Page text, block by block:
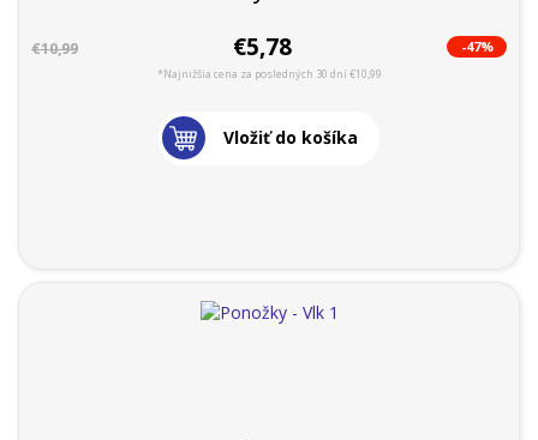
€10,99 €5,78 -47%
*Najnižšia cena za posledných 30 dní €10,99
Vložiť do košíka